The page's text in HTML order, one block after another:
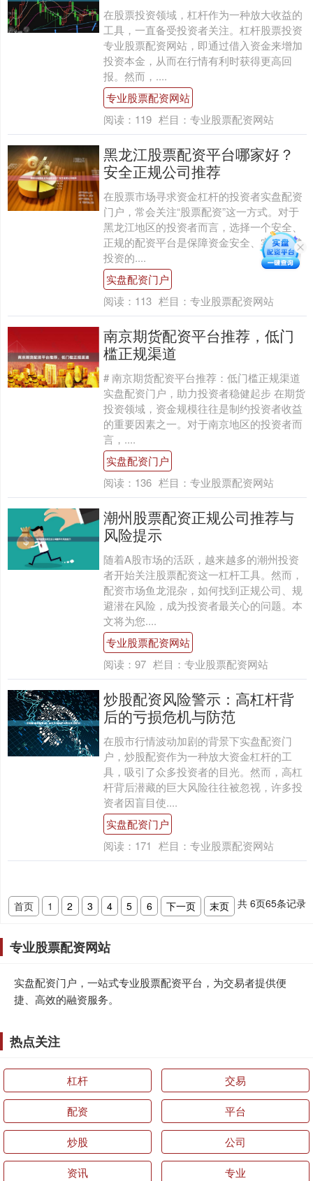
在股票投资领域，杠杆作为一种放大收益的
工具，一直备受投资者关注。杠杆股票投资
专业股票配资网站，即通过借入资金来增加
投资本金，从而在行情有利时获得更高回
报。然而，....
专业股票配资网站
阅读： 119 栏目： 专业股票配资网站
黑龙江股票配资平台哪家好？
安全正规公司推荐
在股票市场寻求资金杠杆的投资者实盘配资
门户，常会关注“股票配资”这一方式。对于
黑龙江地区的投资者而言，选择一个安全、
正规的配资平台是保障资金安全、实现稳健
投资的....
实盘配资门户
阅读： 113 栏目： 专业股票配资网站
南京期货配资平台推荐，低门
槛正规渠道
# 南京期货配资平台推荐：低门槛正规渠道
实盘配资门户，助力投资者稳健起步 在期货
投资领域，资金规模往往是制约投资者收益
的重要因素之一。对于南京地区的投资者而
言，....
实盘配资门户
阅读： 136 栏目： 专业股票配资网站
潮州股票配资正规公司推荐与
风险提示
随着A股市场的活跃，越来越多的潮州投资
者开始关注股票配资这一杠杆工具。然而，
配资市场鱼龙混杂，如何找到正规公司、规
避潜在风险，成为投资者最关心的问题。本
文将为您....
专业股票配资网站
阅读： 97 栏目： 专业股票配资网站
炒股配资风险警示：高杠杆背
后的亏损危机与防范
在股市行情波动加剧的背景下实盘配资门
户，炒股配资作为一种放大资金杠杆的工
具，吸引了众多投资者的目光。然而，高杠
杆背后潜藏的巨大风险往往被忽视，许多投
资者因盲目使....
实盘配资门户
阅读： 171 栏目： 专业股票配资网站
首页 1 2 3 4 5 6 下一页 末页 共6页65条记录
专业股票配资网站
实盘配资门户，一站式专业股票配资平台，为交易者提供便
捷、高效的融资服务。
热点关注
杠杆 交易
配资 平台
炒股 公司
资讯 专业